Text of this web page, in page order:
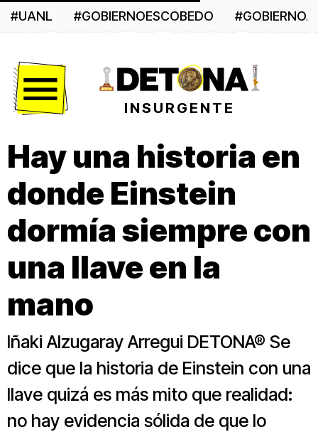
#UANL #GOBIERNOESCOBEDO
INSURGENTE
Hay una historia en
donde Einstein
dormía siempre con
una llave en la
mano
Iñaki Alzugaray Arregui DETONA® Se
dice que la historia de Einstein con una
llave quizá es más mito que realidad:
no hay evidencia sólida de que lo